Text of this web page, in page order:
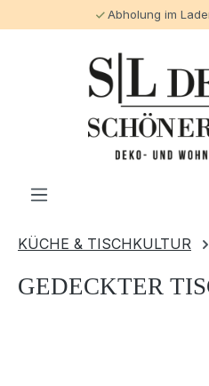
Abholung im
KÜCHE & TISCHKULTUR
GEDECKTER